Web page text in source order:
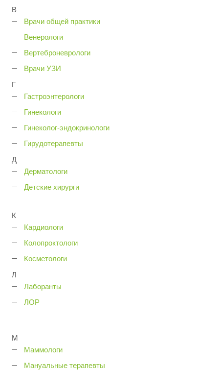
В
Врачи общей практики
Венерологи
Вертеброневрологи
Врачи УЗИ
Г
Гастроэнтерологи
Гинекологи
Гинеколог-эндокринологи
Гирудотерапевты
Д
Дерматологи
Детские хирурги
К
Кардиологи
Колопроктологи
Косметологи
Л
Лаборанты
ЛОР
М
Маммологи
Мануальные терапевты